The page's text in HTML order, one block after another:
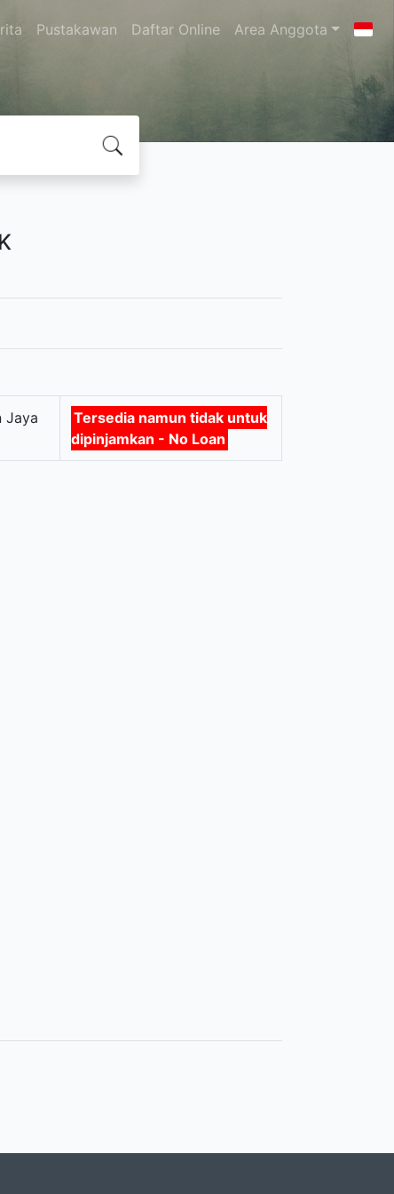
Pustakawan Daftar Online Area Anggota
Jaya
Tersedia namun tidak untuk
dipinjamkan - No Loan